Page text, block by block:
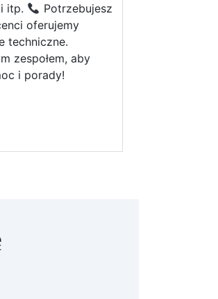
itp.
Potrzebujesz
oferujemy
techniczne.
zespołem, aby
i porady!